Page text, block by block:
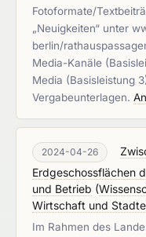
Fotoformate/
„Neuigkeiten“ unter
berlin/
Media-Kanäle
Media (Basisleistung
Vergabeunterlagen.
2024-04-26
Erdgeschossflächen
und Betrieb (
Wirtschaft und
Im Rahmen des